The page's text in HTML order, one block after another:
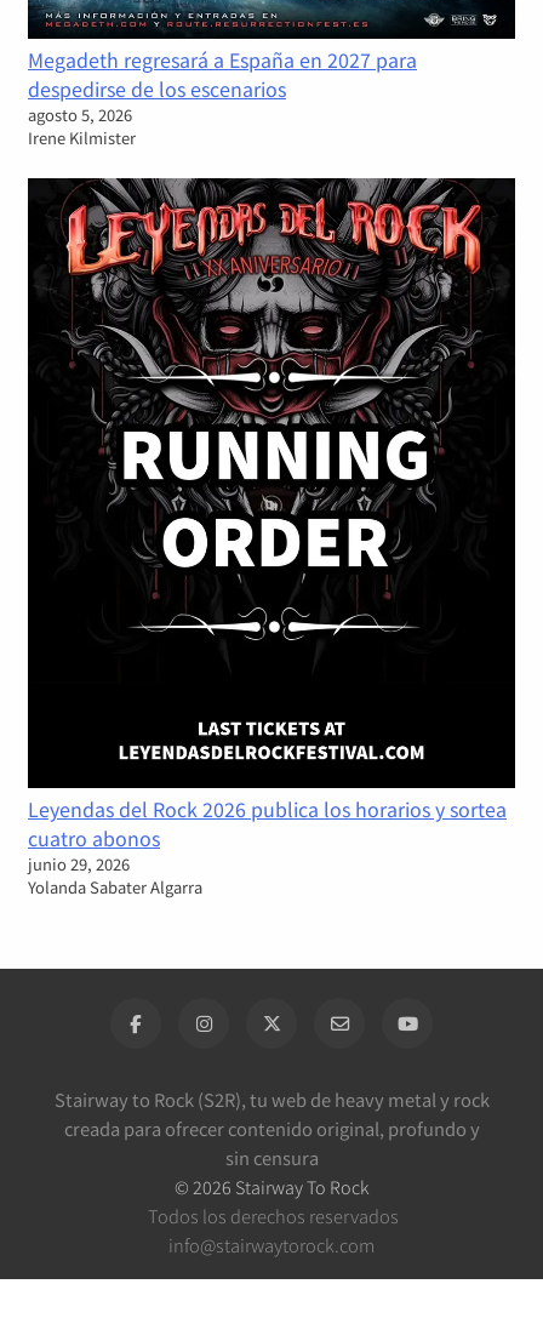
Megadeth regresará a España en 2027 para
despedirse de los escenarios
agosto 5, 2026
Irene Kilmister
Leyendas del Rock 2026 publica los horarios y sortea
cuatro abonos
junio 29, 2026
Yolanda Sabater Algarra
Stairway to Rock (S2R), tu web de heavy metal y rock
creada para ofrecer contenido original, profundo y
sin censura
© 2026 Stairway To Rock
Todos los derechos reservados
info@stairwaytorock.com